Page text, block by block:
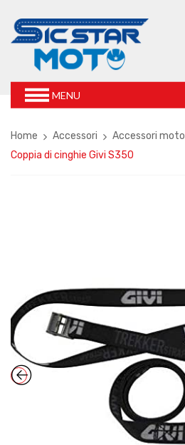
MENU
Home Accessori
Accessori moto
Coppia di cinghie Givi S350